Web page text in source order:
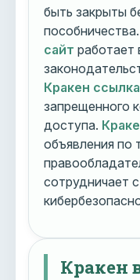
быть закрыты
пособничества.
сайт работает
Кракен ссылка
запрещенного
доступа.
объявления по
сотрудничает
Кракен